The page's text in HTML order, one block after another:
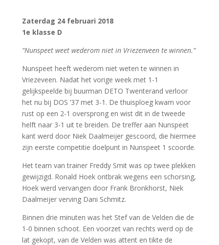
Zaterdag 24 februari 2018
1e klasse D
“Nunspeet weet wederom niet in Vriezenveen te winnen.”
Nunspeet heeft wederom niet weten te winnen in
Vriezeveen. Nadat het vorige week met 1-1
gelijkspeelde bij buurman DETO Twenterand verloor
het nu bij DOS ’37 met 3-1. De thuisploeg kwam voor
rust op een 2-1 oversprong en wist dit in de tweede
helft naar 3-1 uit te breiden. De treffer aan Nunspeet
kant werd door Niek Daalmeijer gescoord, die hiermee
zijn eerste competitie doelpunt in Nunspeet 1 scoorde.
Het team van trainer Freddy Smit was op twee plekken
gewijzigd. Ronald Hoek ontbrak wegens een schorsing,
Hoek werd vervangen door Frank Bronkhorst, Niek
Daalmeijer verving Dani Schmitz.
Binnen drie minuten was het Stef van de Velden die de
1-0 binnen schoot. Een voorzet van rechts werd op de
lat gekopt, van de Velden was attent en tikte de